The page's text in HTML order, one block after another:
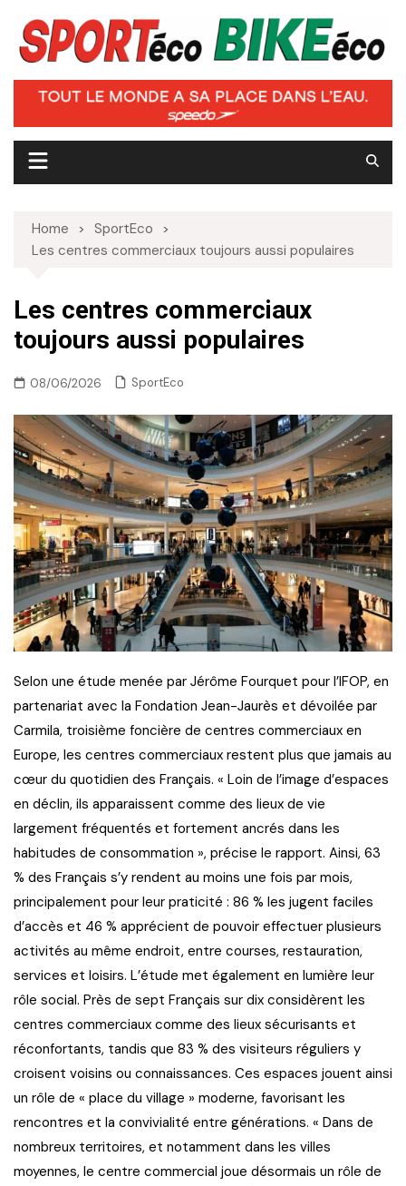
content
Home
SportEco
Les centres commerciaux toujours aussi populaires
Les centres commerciaux
toujours aussi populaires
08/06/2026 SportEco
Selon une étude menée par Jérôme Fourquet pour l’IFOP, en
partenariat avec la Fondation Jean-Jaurès et dévoilée par
Carmila, troisième foncière de centres commerciaux en
Europe, les centres commerciaux restent plus que jamais au
cœur du quotidien des Français. « Loin de l’image d’espaces
en déclin, ils apparaissent comme des lieux de vie
largement fréquentés et fortement ancrés dans les
habitudes de consommation », précise le rapport. Ainsi, 63
% des Français s’y rendent au moins une fois par mois,
principalement pour leur praticité : 86 % les jugent faciles
d’accès et 46 % apprécient de pouvoir effectuer plusieurs
activités au même endroit, entre courses, restauration,
services et loisirs. L’étude met également en lumière leur
rôle social. Près de sept Français sur dix considèrent les
centres commerciaux comme des lieux sécurisants et
réconfortants, tandis que 83 % des visiteurs réguliers y
croisent voisins ou connaissances. Ces espaces jouent ainsi
un rôle de « place du village » moderne, favorisant les
rencontres et la convivialité entre générations. « Dans de
nombreux territoires, et notamment dans les villes
moyennes, le centre commercial joue désormais un rôle de